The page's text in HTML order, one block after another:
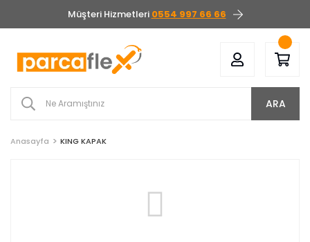
Müşteri Hizmetleri 0554 997 66 66
ARA
Anasayfa KING KAPAK